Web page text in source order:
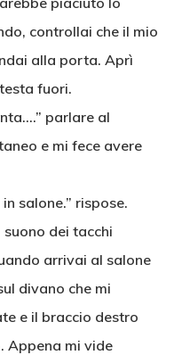
controllai che il mio
alla porta. Aprì
fuori.
parlare al
e mi fece avere
salone.” rispose.
dei tacchi
arrivai al salone
divano che mi
e il braccio destro
Appena mi vide